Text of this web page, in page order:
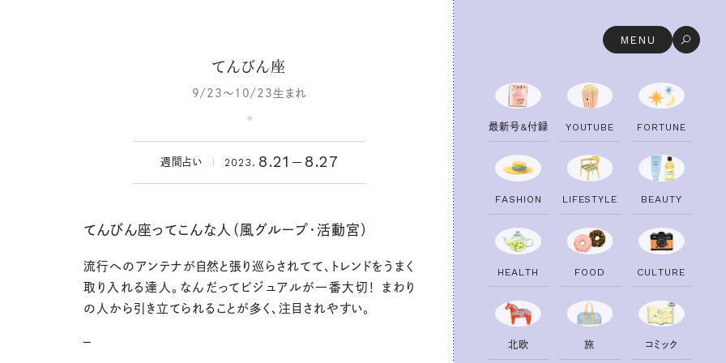
MENU
てんびん座
9/23～10/23生まれ
週間占い 2023. 8.21 8.27
てんびん座ってこんな人（風グループ・活動宮）
流行へのアンテナが自然と張り巡らされてて、トレンドをうまく
取り入れる達人。なんだってビジュアルが一番大切！ まわり
の人から引き立てられることが多く、注目されやすい。
最新号&付録 YO UTU B E FO RTU N E
FAS H I O N LI FESTYLE B EAUTY
H EALTH FO O D CU LTU RE
北欧 旅 コ ミ ック